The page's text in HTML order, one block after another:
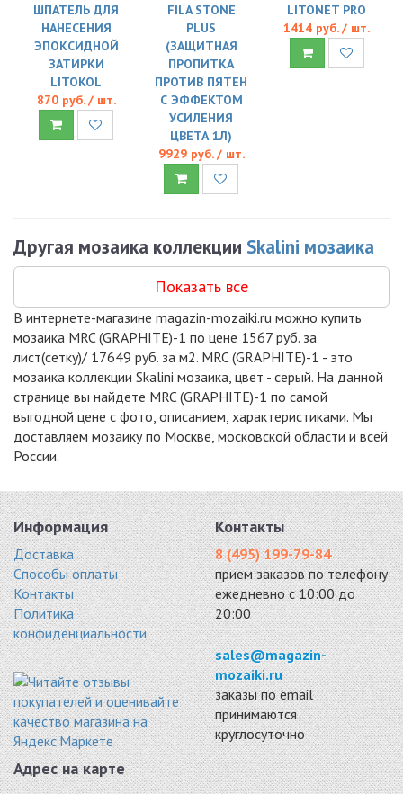
ШПАТЕЛЬ ДЛЯ
НАНЕСЕНИЯ
ЭПОКСИДНОЙ
ЗАТИРКИ
LITOKOL
870 руб. / шт.
FILA STONE
PLUS
(ЗАЩИТНАЯ
ПРОПИТКА
ПРОТИВ ПЯТЕН
С ЭФФЕКТОМ
УСИЛЕНИЯ
ЦВЕТА 1Л)
9929 руб. / шт.
LITONET PRO
1414 руб. / шт.
Другая мозаика коллекции Skalini мозаика
Показать все
В интернете-магазине magazin-mozaiki.ru можно купить
мозаика MRC (GRAPHITE)-1 по цене 1567 руб. за
лист(сетку)/ 17649 руб. за м2. MRC (GRAPHITE)-1 - это
мозаика коллекции Skalini мозаика, цвет - серый. На данной
странице вы найдете MRC (GRAPHITE)-1 по самой
выгодной цене с фото, описанием, характеристиками. Мы
доставляем мозаику по Москве, московской области и всей
России.
Информация
Доставка
Способы оплаты
Контакты
Политика
конфиденциальности
Контакты
8 (495) 199-79-84
прием заказов по телефону
ежедневно с 10:00 до
20:00
sales@magazin-
mozaiki.ru
заказы по email
принимаются
круглосуточно
Адрес на карте